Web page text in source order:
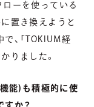
ーを使っている
置き換えようと
、「TOKIUM経
りました。
能)も積極的に使
すか？